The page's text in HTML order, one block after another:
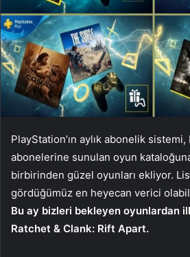
PlayStation’ın aylık abonelik
abonelerine sunulan oyun
birbirinden güzel oyunları ekliyor.
gördüğümüz en heyecan verici
Bu ay bizleri bekleyen oyunlardan
Ratchet & Clank: Rift Apart.